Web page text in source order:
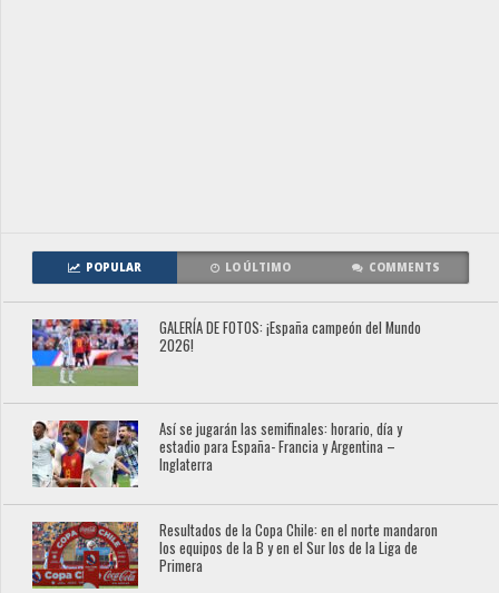
POPULAR LO ÚLTIMO COMMENTS
GALERÍA DE FOTOS: ¡España campeón del Mundo
2026!
Así se jugarán las semifinales: horario, día y
estadio para España- Francia y Argentina –
Inglaterra
Resultados de la Copa Chile: en el norte mandaron
los equipos de la B y en el Sur los de la Liga de
Primera